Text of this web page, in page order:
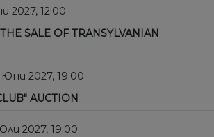
2027, 12:00
SALE OF TRANSYLVANIAN
2027, 19:00
AUCTION
2027, 19:00